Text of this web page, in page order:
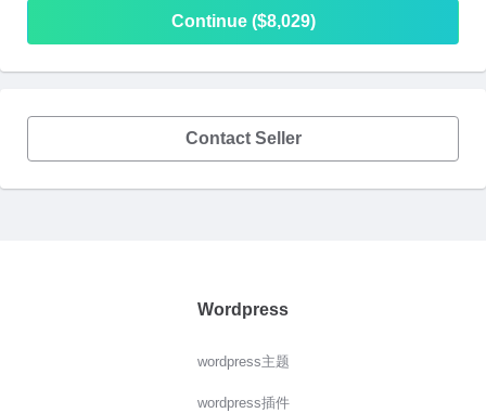
Continue ($8,029)
Contact Seller
Wordpress
wordpress主题
wordpress插件